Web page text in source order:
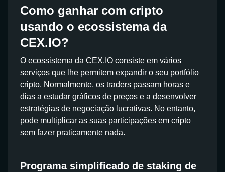
Como ganhar com cripto
usando o ecossistema da
CEX.IO?
O ecossistema da CEX.IO consiste em vários
serviços que lhe permitem expandir o seu portfólio
cripto. Normalmente, os traders passam horas e
dias a estudar gráficos de preços e a desenvolver
estratégias de negociação lucrativas. No entanto,
pode multiplicar as suas participações em cripto
sem fazer praticamente nada.
Programa simplificado de staking de